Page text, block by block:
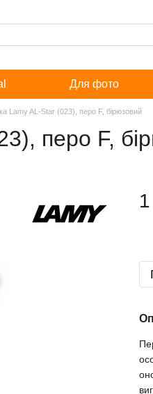
Для фото
Lamy AL-Star (023), перо F, бірюзовий
перо F,